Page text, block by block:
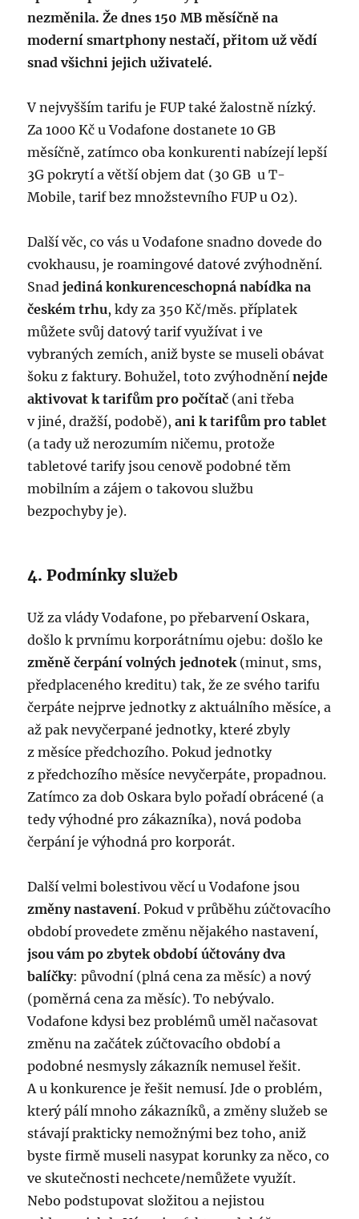
nezměnila. Že dnes 150 MB měsíčně na
moderní smartphony nestačí, přitom už vědí
snad všichni jejich uživatelé.
V nejvyšším tarifu je FUP také žalostně nízký.
Za 1000 Kč u Vodafone dostanete 10 GB
měsíčně, zatímco oba konkurenti nabízejí lepší
3G pokrytí a větší objem dat (30 GB u T-
Mobile, tarif bez množstevního FUP u O2).
Další věc, co vás u Vodafone snadno dovede do
cvokhausu, je roamingové datové zvýhodnění.
Snadjediná konkurenceschopná nabídka na
českém trhu, kdy za 350 Kč/měs. příplatek
můžete svůj datový tarif využívat i ve
vybraných zemích, aniž byste se museli obávat
šoku z faktury. Bohužel, toto zvýhodněnínejde
aktivovat k tarifům pro počítač (ani třeba
v jiné, dražší, podobě),ani k tarifům pro tablet
(a tady už nerozumím ničemu, protože
tabletové tarify jsou cenově podobné těm
mobilním a zájem o takovou službu
bezpochyby je).
4. Podmínky služeb
Už za vlády Vodafone, po přebarvení Oskara,
došlo k prvnímu korporátnímu ojebu: došlo ke
změně čerpání volných jednotek(minut, sms,
předplaceného kreditu) tak, že ze svého tarifu
čerpáte nejprve jednotky z aktuálního měsíce, a
až pak nevyčerpané jednotky, které zbyly
z měsíce předchozího. Pokud jednotky
z předchozího měsíce nevyčerpáte, propadnou.
Zatímco za dob Oskara bylo pořadí obrácené (a
tedy výhodné pro zákazníka), nová podoba
čerpání je výhodná pro korporát.
Další velmi bolestivou věcí u Vodafone jsou
změny nastavení. Pokud v průběhu zúčtovacího
období provedete změnu nějakého nastavení,
jsou vám po zbytek období účtovány dva
balíčky: původní (plná cena za měsíc) a nový
(poměrná cena za měsíc). To nebývalo.
Vodafone kdysi bez problémů uměl načasovat
změnu na začátek zúčtovacího období a
podobné nesmysly zákazník nemusel řešit.
A u konkurence je řešit nemusí. Jde o problém,
který pálí mnoho zákazníků, a změny služeb se
stávají prakticky nemožnými bez toho, aniž
byste firmě museli nasypat korunky za něco, co
ve skutečnosti nechcete/nemůžete využít.
Nebo podstupovat složitou a nejistou